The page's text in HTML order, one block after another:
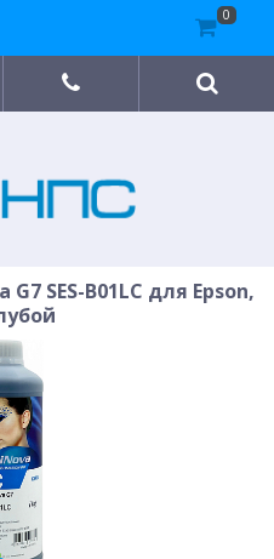
SES-B01LC для Epson,
0